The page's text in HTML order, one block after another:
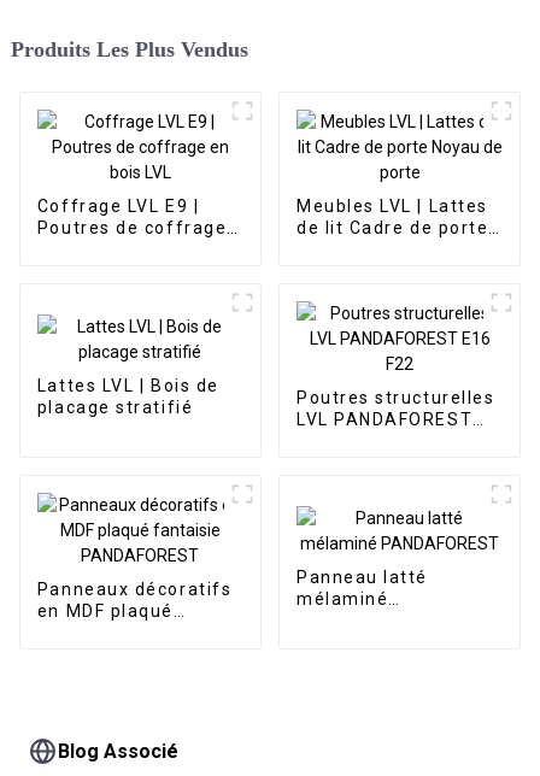
Produits Les Plus Vendus
Coffrage LVL E9 |
Poutres de coffrage
Meubles LVL | Lattes
de lit Cadre de porte
Lattes LVL | Bois de
placage stratifié
Poutres structurelles
LVL PANDAFOREST
Panneaux décoratifs
en MDF plaqué
Panneau latté
mélaminé
Blog Associé